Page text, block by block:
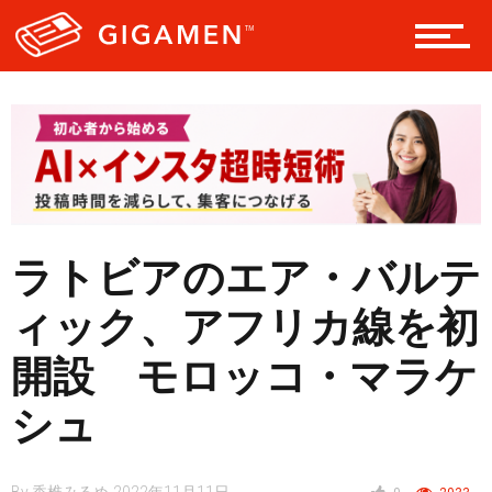
スタイル
仮想通貨
スマートフォン
ラトビアのエア・バルテ
ィック、アフリカ線を初
開設 モロッコ・マラケ
シュ